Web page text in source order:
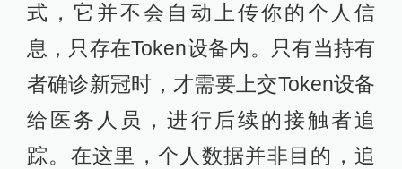
式，它并不会自动上传你的个人信
息，只存在Token设备内。只有当持有
者确诊新冠时，才需要上交Token设备
给医务人员，进行后续的接触者追
踪。在这里，个人数据并非目的，追